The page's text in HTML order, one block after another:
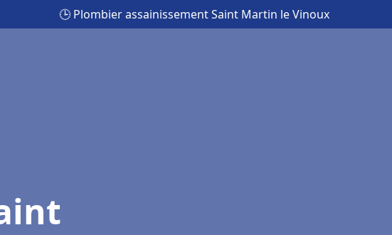
🕒 Plombier assainissement Saint Martin le Vinoux